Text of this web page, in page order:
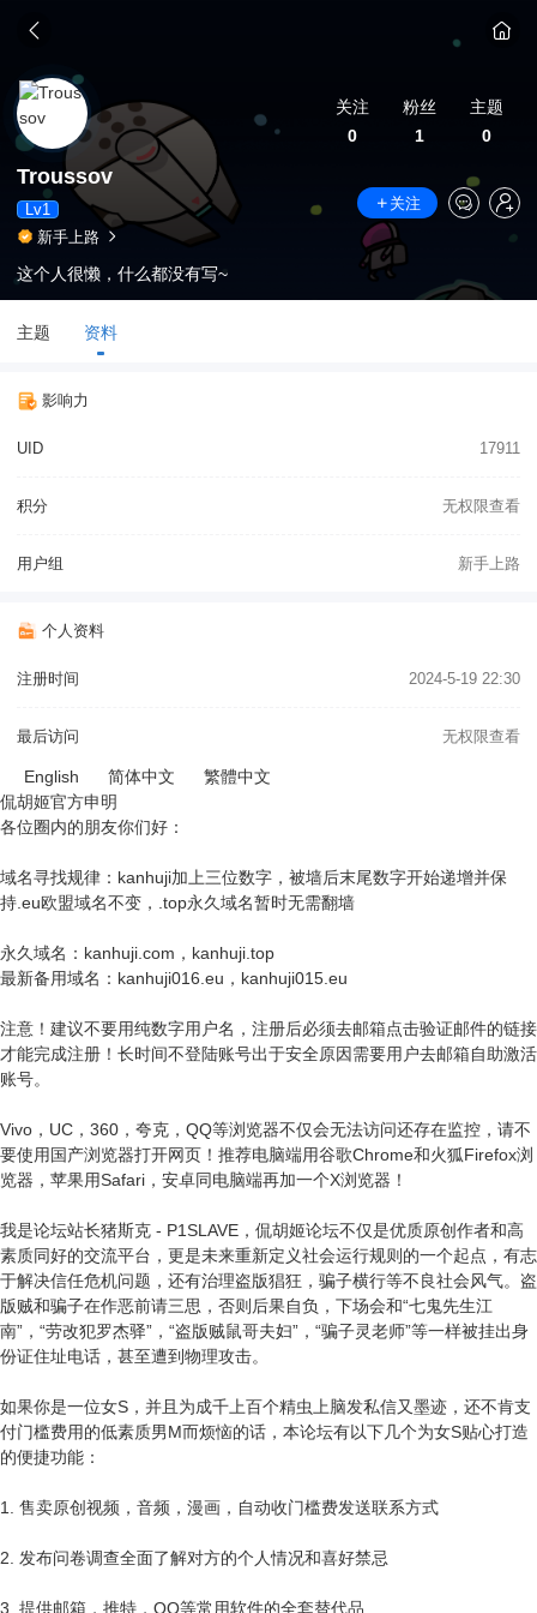
关注
0
粉丝
1
主题
0
Troussov
Lv1
关注
新手上路
这个人很懒，什么都没有写~
主题 资料
影响力
UID 17911
积分 无权限查看
用户组 新手上路
个人资料
注册时间 2024-5-19 22:30
最后访问 无权限查看
English 简体中文
繁體中文
侃胡姬官方申明
各位圈内的朋友你们好：
域名寻找规律：kanhuji加上三位数字，被墙后末尾数字开始递增并保
持.eu欧盟域名不变，.top永久域名暂时无需翻墙
永久域名：kanhuji.com，kanhuji.top
最新备用域名：kanhuji016.eu，kanhuji015.eu
注意！建议不要用纯数字用户名，注册后必须去邮箱点击验证邮件的链接
才能完成注册！长时间不登陆账号出于安全原因需要用户去邮箱自助激活
账号。
Vivo，UC，360，夸克，QQ等浏览器不仅会无法访问还存在监控，请不
要使用国产浏览器打开网页！推荐电脑端用谷歌Chrome和火狐Firefox浏
览器，苹果用Safari，安卓同电脑端再加一个X浏览器！
我是论坛站长猪斯克 - P1SLAVE，侃胡姬论坛不仅是优质原创作者和高
素质同好的交流平台，更是未来重新定义社会运行规则的一个起点，有志
于解决信任危机问题，还有治理盗版猖狂，骗子横行等不良社会风气。盗
版贼和骗子在作恶前请三思，否则后果自负，下场会和“七鬼先生江
南”，“劳改犯罗杰驿”，“盗版贼鼠哥夫妇”，“骗子灵老师”等一样被挂出身
份证住址电话，甚至遭到物理攻击。
如果你是一位女S，并且为成千上百个精虫上脑发私信又墨迹，还不肯支
付门槛费用的低素质男M而烦恼的话，本论坛有以下几个为女S贴心打造
的便捷功能：
1. 售卖原创视频，音频，漫画，自动收门槛费发送联系方式
2. 发布问卷调查全面了解对方的个人情况和喜好禁忌
3. 提供邮箱，推特，QQ等常用软件的全套替代品